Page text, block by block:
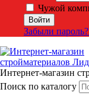
Чужой
Забыли пароль?
Интернет-магазин
Поиск по каталогу